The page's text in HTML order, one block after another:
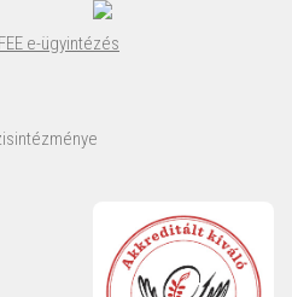
e-ügyintézés